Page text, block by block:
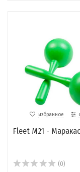
избранное
Fleet M21 -
(0)